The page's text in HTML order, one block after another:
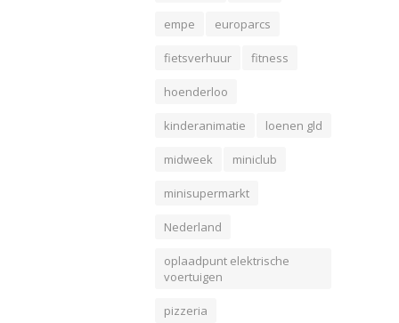
empe europarcs
fietsverhuur fitness
hoenderloo
kinderanimatie loenen gld
midweek miniclub
minisupermarkt
Nederland
oplaadpunt elektrische
voertuigen
pizzeria